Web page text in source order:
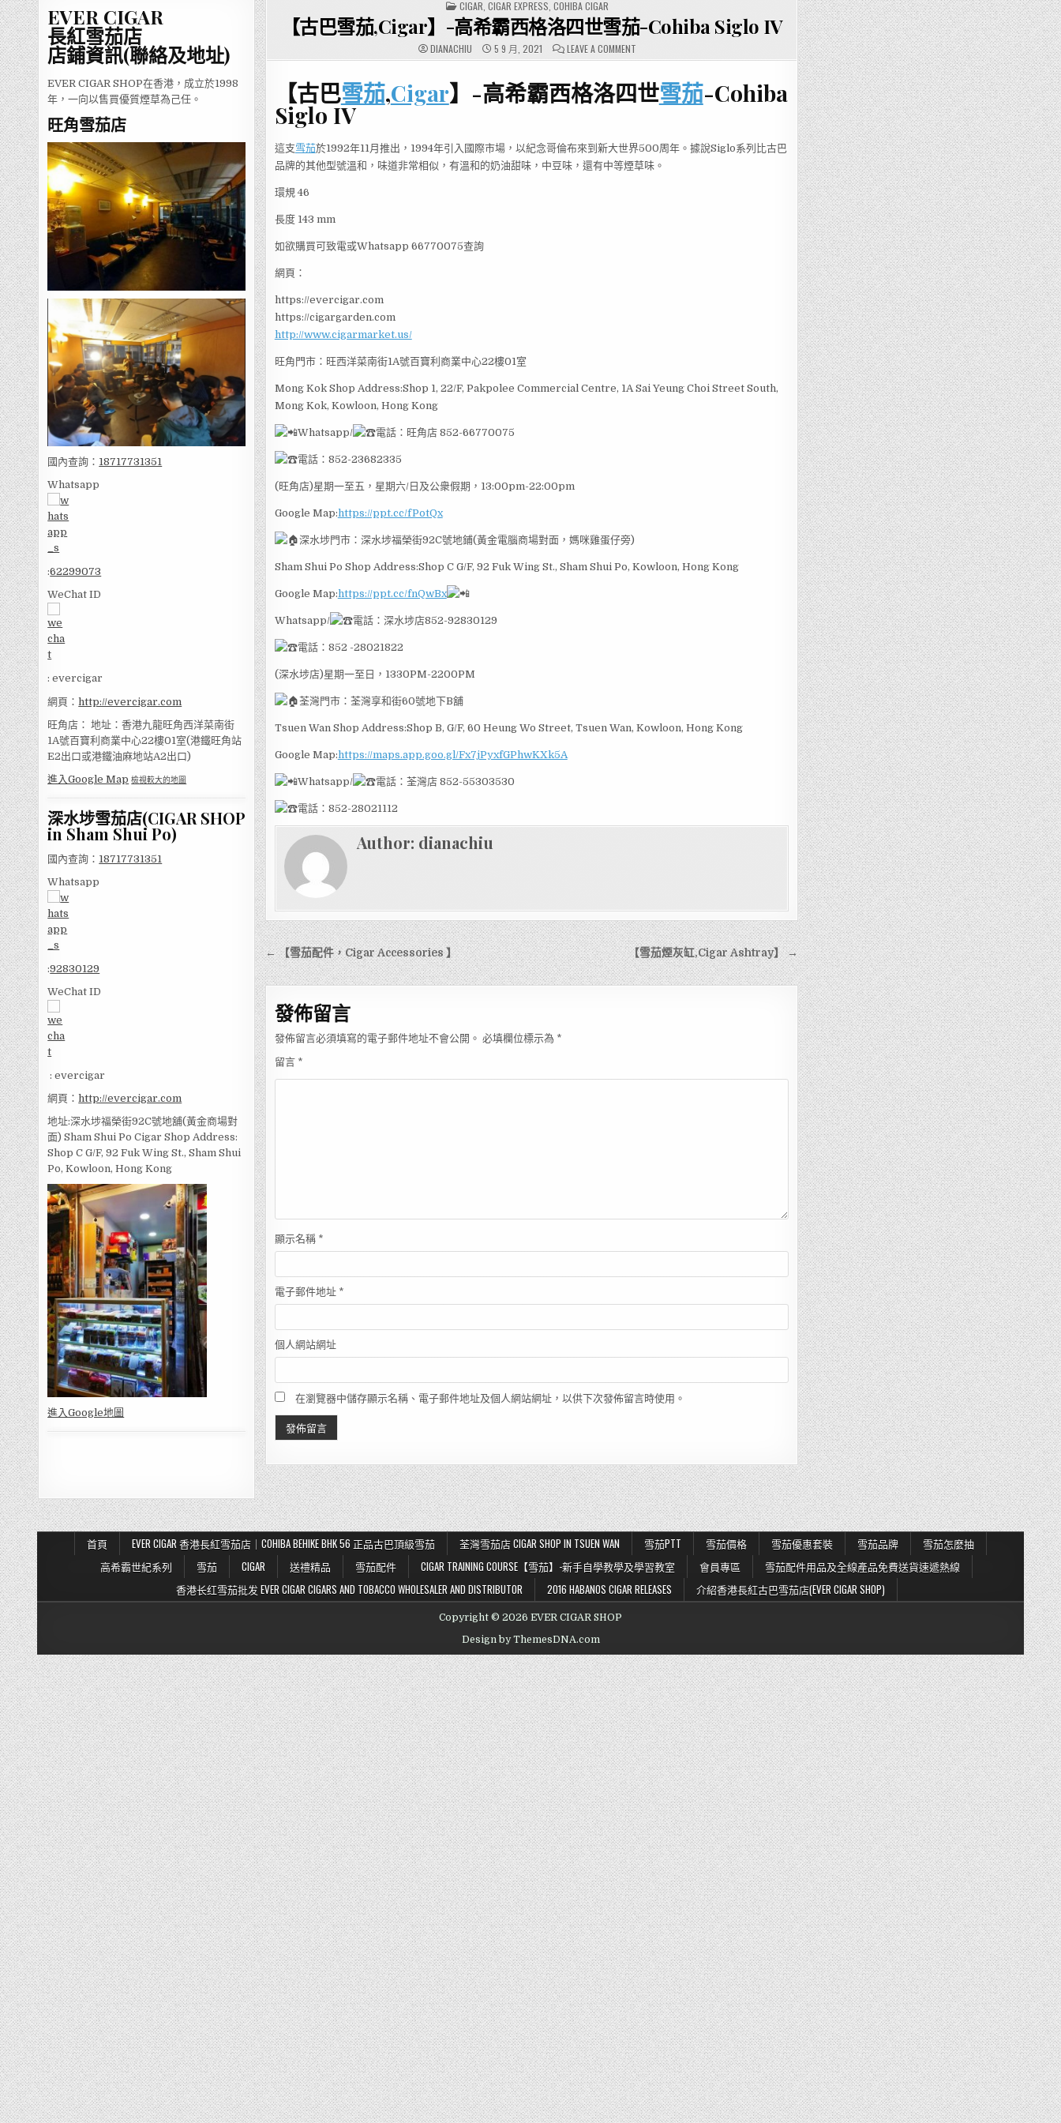
EVER CIGAR
長紅雪茄店
店鋪資訊(聯絡及地址)
EVER CIGAR SHOP在香港，成立於1998
年，一向以售買優質煙草為己任。
旺角雪茄店
國內查詢： 18717731351
Whatsapp
:62299073
WeChat ID
: evercigar
網頁：http://evercigar.com
旺角店： 地址：香港九龍旺角西洋菜南街
1A號百寶利商業中心22樓01室(港鐵旺角站
E2出口或港鐵油麻地站A2出口)
進入Google Map 檢視較大的地圖
深水埗雪茄店(CIGAR SHOP
in Sham Shui Po)
國內查詢： 18717731351
Whatsapp
:92830129
WeChat ID
: evercigar
網頁：http://evercigar.com
地址:深水埗福榮街92C號地舖(黃金商場對
面) Sham Shui Po Cigar Shop Address:
Shop C G/F, 92 Fuk Wing St., Sham Shui
Po, Kowloon, Hong Kong
進入Google地圖
POSTED
IN
CIGAR ,CIGAR EXPRESS ,COHIBA CIGAR
【古巴雪茄,Cigar】-高希霸西格洛四世雪茄-Cohiba Siglo IV
DIANACHIU 5 9 月, 2021 LEAVE A COMMENT
【古
茄,CIGAR】-
希
洛
四
世
雪
【古巴雪茄,Cigar】-高希霸西格洛四世雪茄-Cohiba
Siglo IV
這支雪茄於1992年11月推出，1994年引入國際市場，以紀念哥倫布來到新大世界500周年。據說Siglo系列比古巴
品牌的其他型號溫和，味道非常相似，有溫和的奶油甜味，中豆味，還有中等煙草味。
環規 46
長度 143 mm
如欲購買可致電或Whatsapp 66770075查詢
網頁：
https://evercigar.com
https://cigargarden.com
http://www.cigarmarket.us/
旺角門市：旺西洋菜南街1A號百寶利商業中心22樓01室
Mong Kok Shop Address:Shop 1, 22/F, Pakpolee Commercial Centre, 1A Sai Yeung Choi Street South,
Mong Kok, Kowloon, Hong Kong
Whatsapp/ 電話：旺角店 852-66770075
電話：852-23682335
(旺角店)星期一至五，星期六/日及公衆假期，13:00pm-22:00pm
Google Map:https://ppt.cc/fPotQx
深水埗門市：深水埗福榮街92C號地鋪(黃金電腦商場對面，媽咪雞蛋仔旁)
Sham Shui Po Shop Address:Shop C G/F, 92 Fuk Wing St., Sham Shui Po, Kowloon, Hong Kong
Google Map:https://ppt.cc/fnQwBx
Whatsapp/ 電話：深水埗店852-92830129
電話：852 -28021822
(深水埗店)星期一至日，1330PM-2200PM
荃灣門市：荃灣享和街60號地下B舖
Tsuen Wan Shop Address:Shop B, G/F, 60 Heung Wo Street, Tsuen Wan, Kowloon, Hong Kong
Google Map:https://maps.app.goo.gl/Fx7jPyxfGPhwKXk5A
Whatsapp/ 電話：荃灣店 852-55303530
電話：852-28021112
Author: dianachiu
文
章
導
覽
【雪茄煙灰缸,Cigar Ashtray】 →
← 【雪茄配件，Cigar Accessories 】
發佈留言
發佈留言必須填寫的電子郵件地址不會公開。 必填欄位標示為 *
留言 *
顯示名稱 *
電子郵件地址 *
個人網站網址
在瀏覽器中儲存顯示名稱、電子郵件地址及個人網站網址，以供下次發佈留言時使用。
首頁 EVER CIGAR 香港長紅雪茄店｜COHIBA BEHIKE BHK 56 正品古巴頂級雪茄 荃灣雪茄店 CIGAR SHOP IN TSUEN WAN 雪茄PTT 雪茄價格 雪茄優惠套裝 雪茄品牌
雪茄怎麼抽
高希霸世紀系列
雪茄 CIGAR 送禮精品 雪茄配件 CIGAR TRAINING COURSE【雪茄】-新手自學教學及學習教室 會員專區
雪茄配件用品及全線產品免費送貨速遞熱線
香港长红雪茄批发 EVER CIGAR CIGARS AND TOBACCO WHOLESALER AND DISTRIBUTOR
2016 HABANOS CIGAR RELEASES 介紹香港長紅古巴雪茄店(EVER CIGAR SHOP)
Copyright © 2026 EVER CIGAR SHOP
Design by ThemesDNA.com